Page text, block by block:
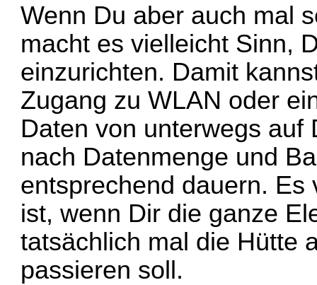
Wenn Du aber auch mal
macht es vielleicht Sinn,
einzurichten. Damit
Zugang zu WLAN oder
Daten von unterwegs auf
nach Datenmenge und
entsprechend dauern. Es
ist, wenn Dir die ganze
tatsächlich mal die Hütte
passieren soll.